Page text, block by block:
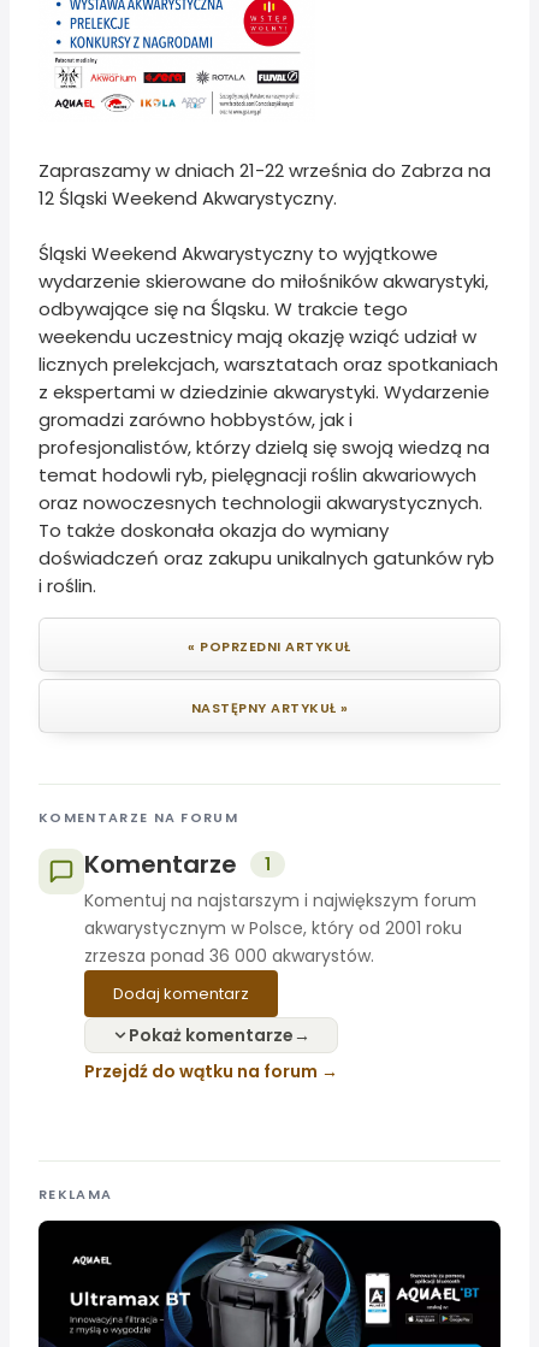
Zapraszamy w dniach 21-22 września do Zabrza na
12 Śląski Weekend Akwarystyczny.
Śląski Weekend Akwarystyczny to wyjątkowe
wydarzenie skierowane do miłośników akwarystyki,
odbywające się na Śląsku. W trakcie tego
weekendu uczestnicy mają okazję wziąć udział w
licznych prelekcjach, warsztatach oraz spotkaniach
z ekspertami w dziedzinie akwarystyki. Wydarzenie
gromadzi zarówno hobbystów, jak i
profesjonalistów, którzy dzielą się swoją wiedzą na
temat hodowli ryb, pielęgnacji roślin akwariowych
oraz nowoczesnych technologii akwarystycznych.
To także doskonała okazja do wymiany
doświadczeń oraz zakupu unikalnych gatunków ryb
i roślin.
« POPRZEDNI ARTYKUŁ
NASTĘPNY ARTYKUŁ »
KOMENTARZE NA FORUM
Komentarze
1
Komentuj na najstarszym i największym forum
akwarystycznym w Polsce, który od 2001 roku
zrzesza ponad 36 000 akwarystów.
Dodaj komentarz
Pokaż komentarze
Przejdź do wątku na forum
REKLAMA